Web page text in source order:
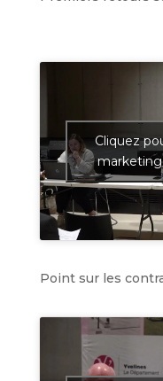
Cliquez
Point sur les